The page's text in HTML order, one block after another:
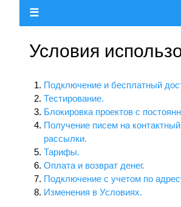
☰
Условия
Подключение и бесплатный
Тестирование.
Блокировка проектов с
Получение писем на
рассылки.
Тарифы.
Оплата и возврат денег.
Подключение с учетом по
Изменения в Условиях.